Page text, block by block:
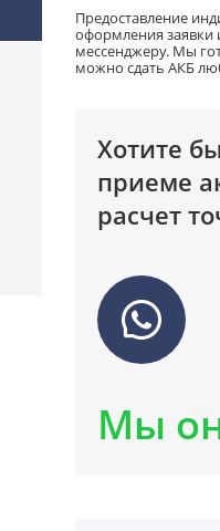
Предоставление
оформления заявки
мессенджеру. Мы
можно сдать АКБ
Хотите
приеме
расчет
Мы